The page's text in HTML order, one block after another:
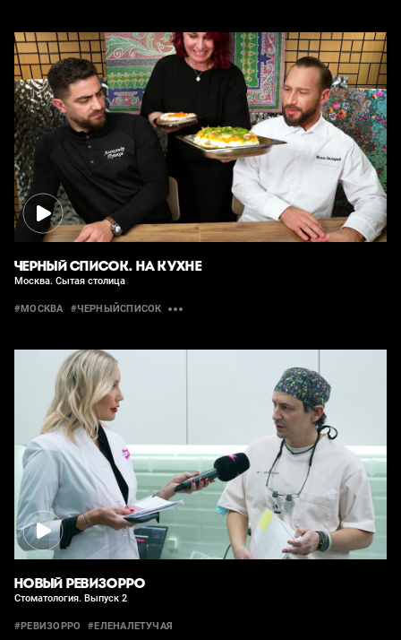
ЧЕРНЫЙ СПИСОК. НА КУХНЕ
Москва. Сытая столица
#МОСКВА #ЧЕРНЫЙСПИСОК
НОВЫЙ РЕВИЗОРРО
Стоматология. Выпуск 2
#РЕВИЗОРРО #ЕЛЕНАЛЕТУЧАЯ